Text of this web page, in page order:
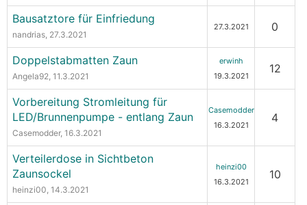
Bausatztore für Einfriedung
nandrias, 27.3.2021
27.3.2021 0
Doppelstabmatten Zaun
Angela92, 11.3.2021
erwinh
19.3.2021
12
Vorbereitung Stromleitung für
LED/Brunnenpumpe - entlang Zaun
Casemodder, 16.3.2021
Casemodder
16.3.2021
4
Verteilerdose in Sichtbeton
Zaunsockel
heinzi00, 14.3.2021
heinzi00
16.3.2021
10